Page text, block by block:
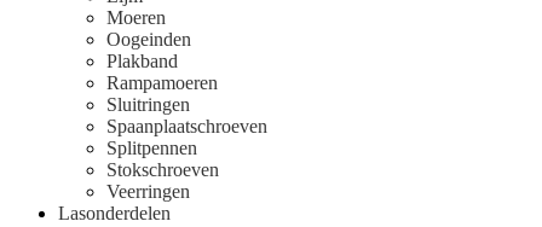
Moeren
Oogeinden
Plakband
Rampamoeren
Sluitringen
Spaanplaatschroeven
Splitpennen
Stokschroeven
Veerringen
Lasonderdelen